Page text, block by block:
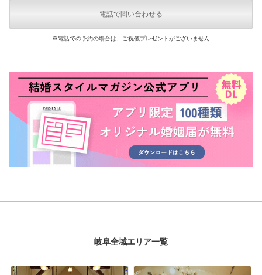
電話で問い合わせる
※電話での予約の場合は、ご祝儀プレゼントがございません
岐阜全域エリア一覧